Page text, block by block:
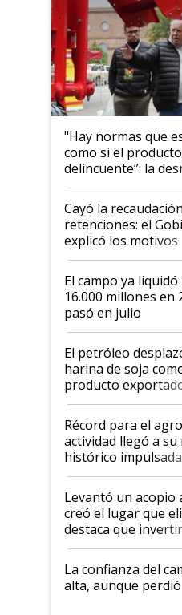
"Hay normas que
como si el
delincuente”: la
al Congreso
habló del
Cayó la
retenciones: el
explicó los motivos
El campo ya liquidó
16.000 millones en
pasó en julio
El petróleo
harina de soja
producto
el agro aportó casi
diez dólares y
liderazgo en un
récord
Récord para el
actividad llegó a su
histórico
cosecha y las
Levantó un acopio
creó el lugar que
destaca que
kirchnerismo era
plata a un hijo para
Juan Félix Rossetti,
que de una dura
La confianza del
alta, aunque